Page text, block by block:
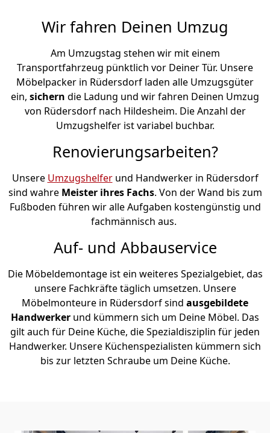
Wir fahren Deinen Umzug
Am Umzugstag stehen wir mit einem
Transportfahrzeug pünktlich vor Deiner Tür. Unsere
Möbelpacker in Rüdersdorf laden alle Umzugsgüter
ein, sichern die Ladung und wir fahren Deinen Umzug
von Rüdersdorf nach Hildesheim. Die Anzahl der
Umzugshelfer ist variabel buchbar.
Renovierungsarbeiten?
Unsere Umzugshelferund Handwerker in Rüdersdorf
sind wahre Meister ihres Fachs. Von der Wand bis zum
Fußboden führen wir alle Aufgaben kostengünstig und
fachmännisch aus.
Auf- und Abbauservice
Die Möbeldemontage ist ein weiteres Spezialgebiet, das
unsere Fachkräfte täglich umsetzen. Unsere
Möbelmonteure in Rüdersdorf sind ausgebildete
Handwerker und kümmern sich um Deine Möbel. Das
gilt auch für Deine Küche, die Spezialdisziplin für jeden
Handwerker. Unsere Küchenspezialisten kümmern sich
bis zur letzten Schraube um Deine Küche.